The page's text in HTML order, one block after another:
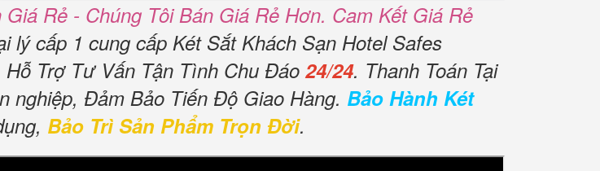
Rẻ - Chúng Tôi Bán Giá Rẻ Hơn. Cam Kết Giá Rẻ
lý cấp 1 cung cấp Két Sắt Khách Sạn Hotel Safes
Trợ Tư Vấn Tận Tình Chu Đáo 24/24. Thanh Toán Tại
nghiệp, Đảm Bảo Tiến Độ Giao Hàng. Bảo Hành Két
Bảo Trì Sản Phẩm Trọn Đời.